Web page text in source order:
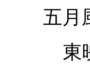
五月
東